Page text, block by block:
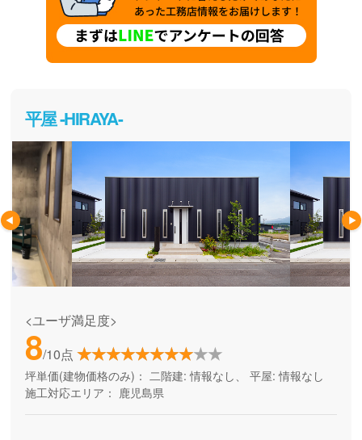
平屋 -HIRAYA-
<ユーザ満足度>
8/10点
坪単価(建物価格のみ)： 二階建: 情報なし、 平屋: 情報なし
施工対応エリア： 鹿児島県